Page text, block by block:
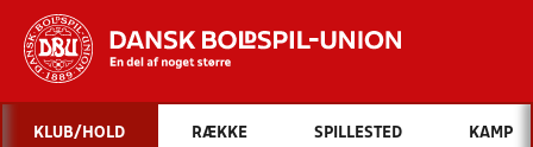
Hvad vil du søge efter?
KLUB/HOLD RÆKKE SPILLESTED KAMP